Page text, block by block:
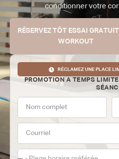
conditionner votre
RÉSERVEZ TÔT ESSAI
WORKOUT
RÉCLAMEZ UNE PLACE
PROMOTION A TEMPS